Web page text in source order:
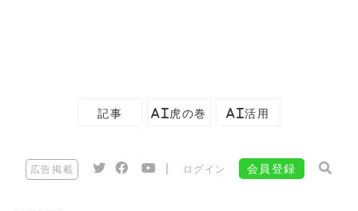
記事 AI虎の巻 AI活用
広告掲載 ログイン 会員登録